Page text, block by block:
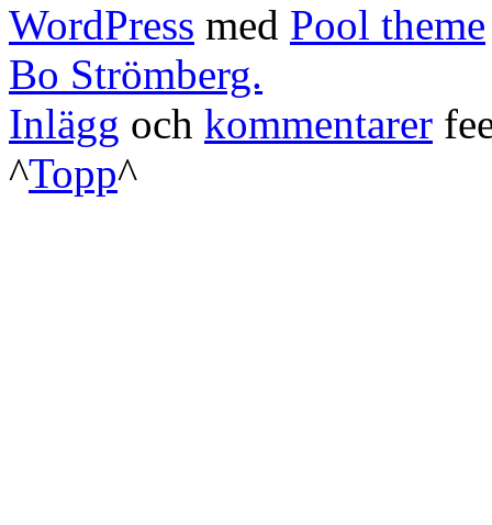
WordPress med Pool theme
Bo Strömberg.
Inlägg och kommentarer
^Topp^